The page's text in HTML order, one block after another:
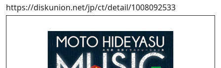
https://diskunion.net/jp/ct/detail/1008092533